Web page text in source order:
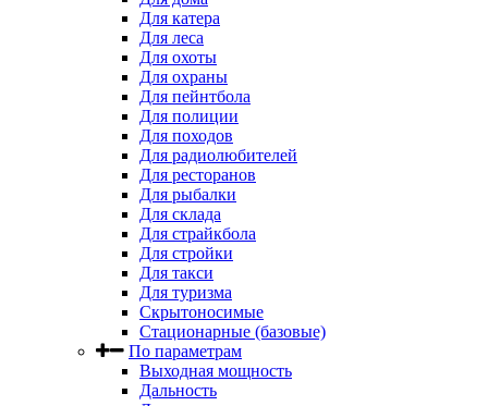
Для катера
Для леса
Для охоты
Для охраны
Для пейнтбола
Для полиции
Для походов
Для радиолюбителей
Для ресторанов
Для рыбалки
Для склада
Для страйкбола
Для стройки
Для такси
Для туризма
Скрытоносимые
Стационарные (базовые)
По параметрам
Выходная мощность
Дальность